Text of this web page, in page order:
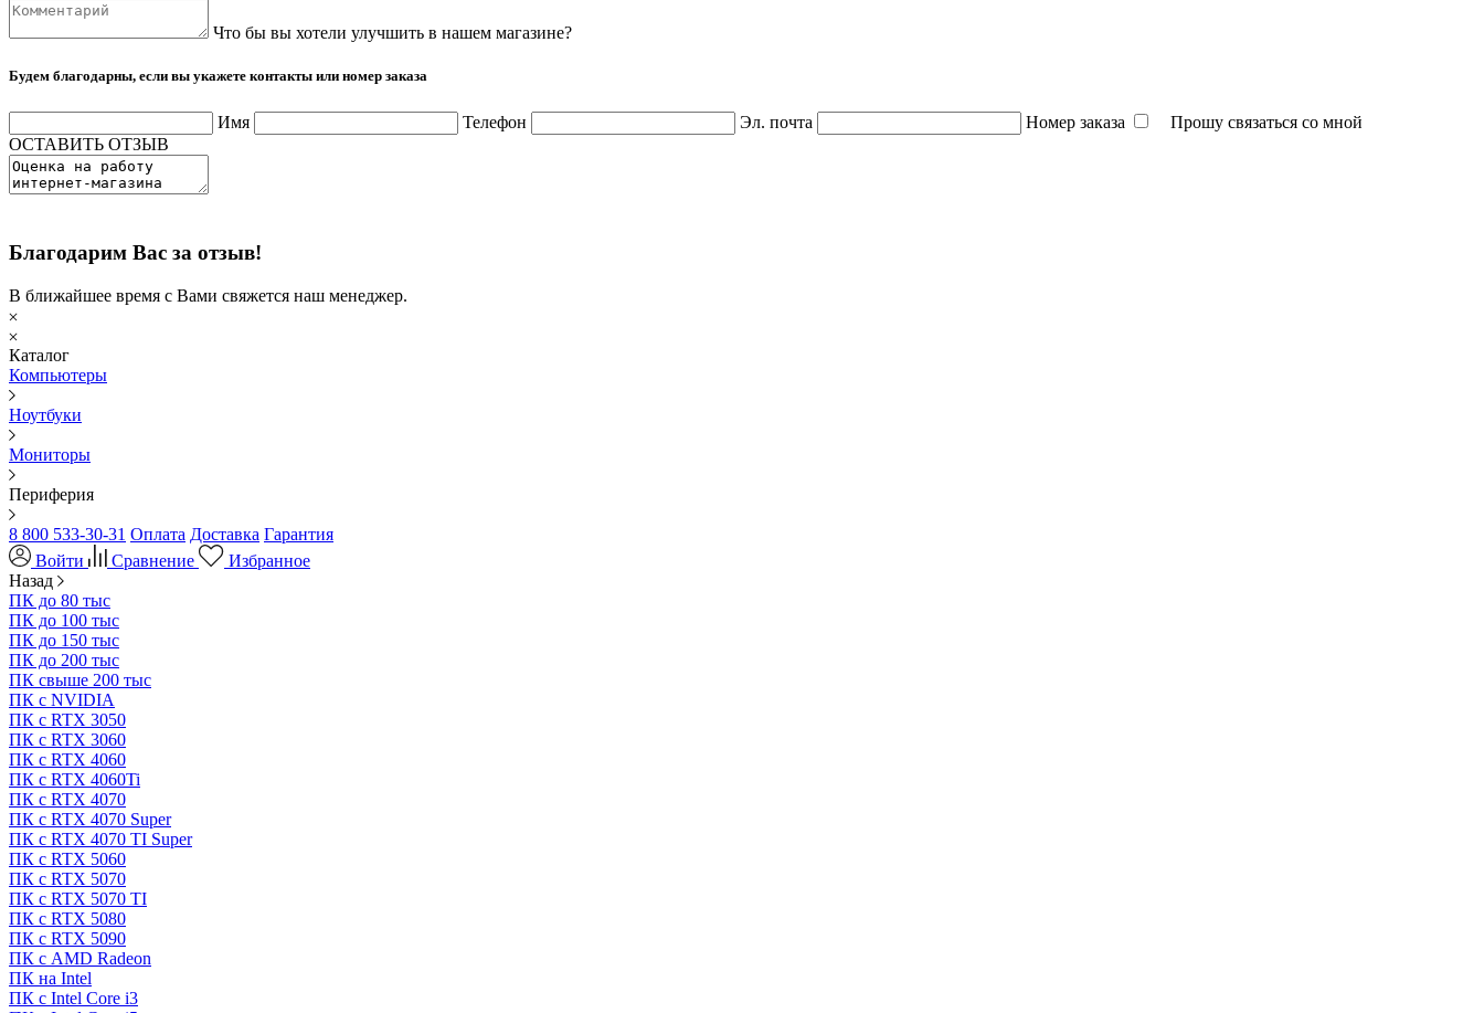
Что бы вы хотели улучшить в нашем магазине?
Будем благодарны, если вы укажете контакты или номер заказа
Имя Телефон Эл. почта Номер заказа
Прошу связаться со мной
ОСТАВИТЬ ОТЗЫВ
Благодарим Вас за отзыв!
В ближайшее время с Вами свяжется наш менеджер.
Каталог
Компьютеры
Ноутбуки
Мониторы
Периферия
8 800 533-30-31 Оплата Доставка Гарантия
Войти
Сравнение
Избранное
Назад
ПК до 80 тыс
ПК до 100 тыс
ПК до 150 тыс
ПК до 200 тыс
ПК свыше 200 тыс
ПК с NVIDIA
ПК с RTX 3050
ПК с RTX 3060
ПК с RTX 4060
ПК с RTX 4060Ti
ПК с RTX 4070
ПК с RTX 4070 Super
ПК с RTX 4070 TI Super
ПК с RTX 5060
ПК с RTX 5070
ПК с RTX 5070 TI
ПК с RTX 5080
ПК с RTX 5090
ПК с AMD Radeon
ПК на Intel
ПК с Intel Core i3